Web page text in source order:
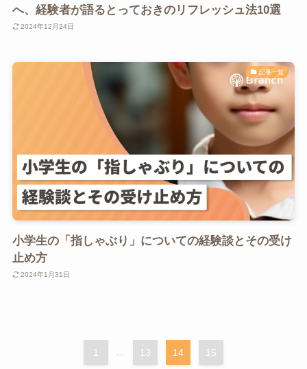
へ、経験者が語るとっておきのリフレッシュ法10選
2024年12月24日
記事一覧
小学生の「指しゃぶり」についての経験談とその受け
止め方
2024年1月31日
1 ... 13 14 15